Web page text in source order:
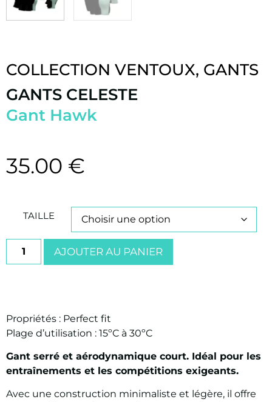
COLLECTION VENTOUX, GANTS
GANTS CELESTE
Gant Hawk
35.00 €
TAILLE
AJOUTER AU PANIER
Propriétés : Perfect fit
Plage d’utilisation : 15ºC à 30ºC
Gant serré et aérodynamique court. Idéal pour les
entraînements et les compétitions exigeants.
Avec une construction minimaliste et légère, il offre